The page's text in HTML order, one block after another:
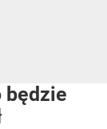
będzie